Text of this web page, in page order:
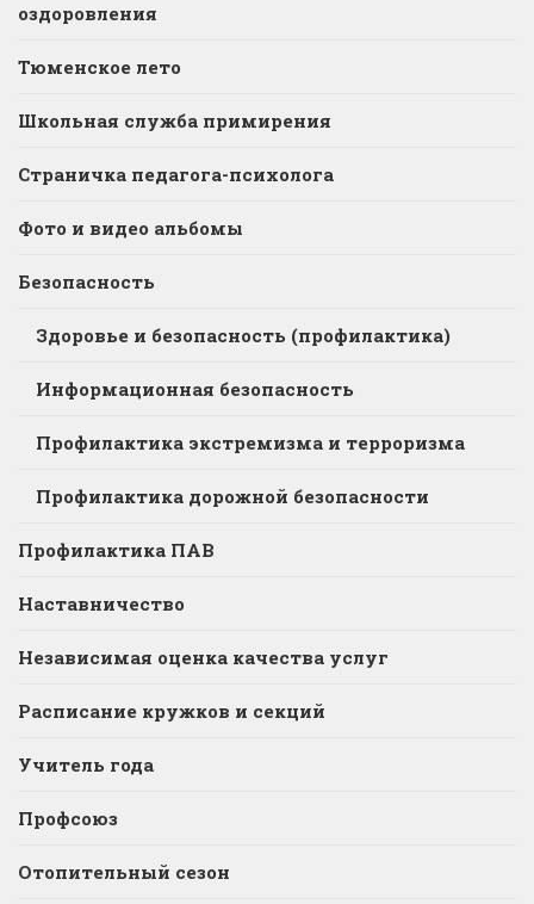
оздоровления
Тюменское лето
Школьная служба примирения
Страничка педагога-психолога
Фото и видео альбомы
Безопасность
Здоровье и безопасность (профилактика)
Информационная безопасность
Профилактика экстремизма и терроризма
Профилактика дорожной безопасности
Профилактика ПАВ
Наставничество
Независимая оценка качества услуг
Расписание кружков и секций
Учитель года
Профсоюз
Отопительный сезон